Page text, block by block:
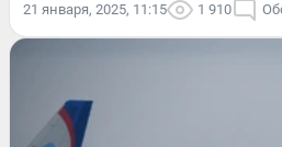
21 января, 2025, 11:15 1 910